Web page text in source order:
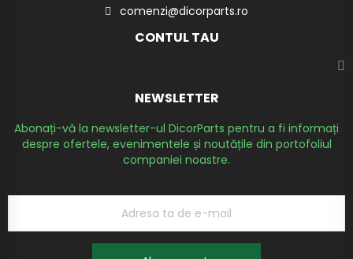
comenzi@dicorparts.ro
CONTUL TAU
NEWSLETTER
Abonați-vă la newsletter-ul DicorParts pentru a fi informați
despre ofertele, evenimentele și noutățile din portofoliul
companiei noastre.